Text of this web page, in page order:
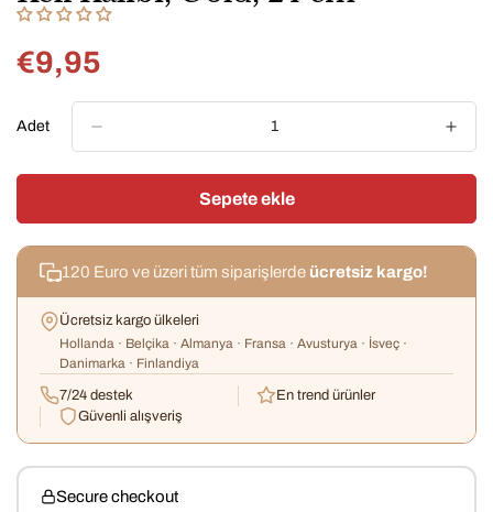
Normal
€9,95
Adet
Sepete ekle
120 Euro ve üzeri tüm siparişlerde ücretsiz kargo!
Ücretsiz kargo ülkeleri
Hollanda · Belçika · Almanya · Fransa · Avusturya · İsveç ·
Danimarka · Finlandiya
7/24 destek
En trend ürünler
Güvenli alışveriş
Secure checkout